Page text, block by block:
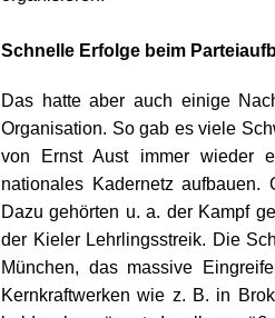
Schnelle Erfolge beim
Das hatte aber auch einige
Organisation. So gab es viele
von Ernst Aust immer wieder
nationales Kadernetz
Dazu gehörten u. a. der Kampf
der Kieler Lehrlingsstreik. Die
München, das massive
Kernkraftwerken wie z. B. in